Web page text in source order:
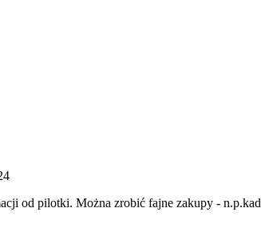
od pilotki. Można zrobić fajne zakupy -